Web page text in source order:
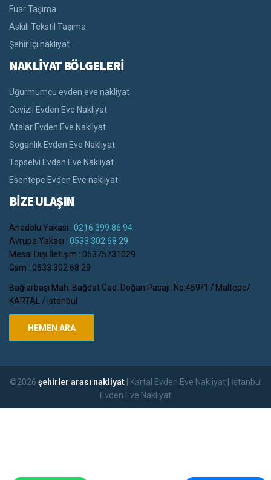
Fuar Taşıma
Askılı Tekstil Taşıma
Şehir içi nakliyat
NAKLİYAT BÖLGELERİ
Uğurmumcu evden eve nakliyat
Cevizli Evden Eve Nakliyat
Atalar Evden Eve Nakliyat
Soğanlık Evden Eve Nakliyat
Topselvi Evden Eve Nakliyat
Esentepe Evden Eve nakliyat
BİZE ULAŞIN
Anadolu Yakası : 0216 399 86 94
Avrupa Yakası : 0533 302 68 29
Mesai Dışı İletişim : 05375731029
Gsm : 0533 302 68 29
Bağlarbaşı Mah. Bağdat Cad. Doğan Pasajı. No:459/17 Maltepe/
KARTAL / istanbul
HEMEN ARA
©2026 şehirler arası nakliyat
| Kartal Evden Eve Nakliyat | İstanbul
Evden Eve Nakliyat